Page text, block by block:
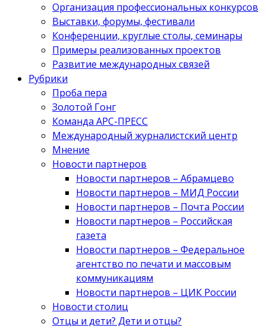
Организация профессиональных конкурсов
Выставки, форумы, фестивали
Конференции, круглые столы, семинары
Примеры реализованных проектов
Развитие международных связей
Рубрики
Проба пера
Золотой Гонг
Команда АРС-ПРЕСС
Международный журналистский центр
Мнение
Новости партнеров
Новости партнеров – Абрамцево
Новости партнеров – МИД России
Новости партнеров – Почта России
Новости партнеров – Российская
газета
Новости партнеров – Федеральное
агентство по печати и массовым
коммуникациям
Новости партнеров – ЦИК России
Новости столиц
Отцы и дети? Дети и отцы?